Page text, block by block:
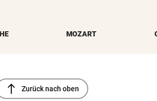
MOZART
north Zurück nach oben